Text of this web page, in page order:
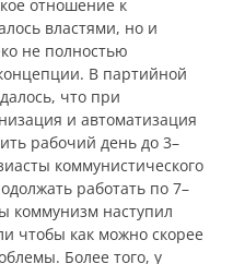
отношение к
властями, но и
не полностью
В партийной
что при
и автоматизация
рабочий день до 3–
коммунистического
работать по 7–
коммунизм наступил
чтобы как можно скорее
Более того, у